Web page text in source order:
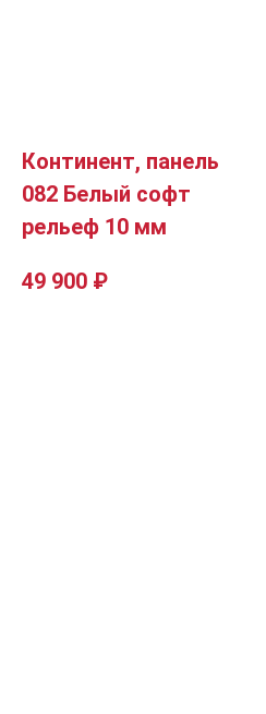
Континент, панель
082 Белый софт
рельеф 10 мм
49 900 ₽